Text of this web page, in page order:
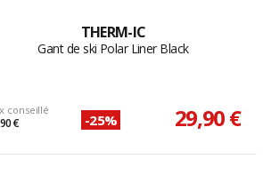
THERM-IC
Gant de ski Polar Liner Black
conseillé
€ -25% 29,90 €